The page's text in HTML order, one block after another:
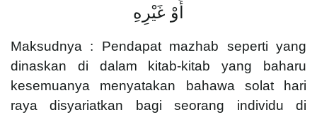
أَوْ غَيْرِهِ
Maksudnya : Pendapat mazhab seperti yang
dinaskan di dalam kitab-kitab yang baharu
kesemuanya menyatakan bahawa solat hari
raya disyariatkan bagi seorang individu di